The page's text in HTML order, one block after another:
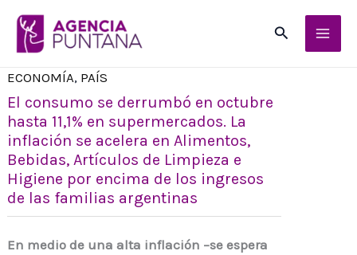
Buscar
ECONOMÍA, PAÍS
El consumo se derrumbó en octubre
hasta 11,1% en supermercados. La
inflación se acelera en Alimentos,
Bebidas, Artículos de Limpieza e
Higiene por encima de los ingresos
de las familias argentinas
En medio de una alta inflación –se espera